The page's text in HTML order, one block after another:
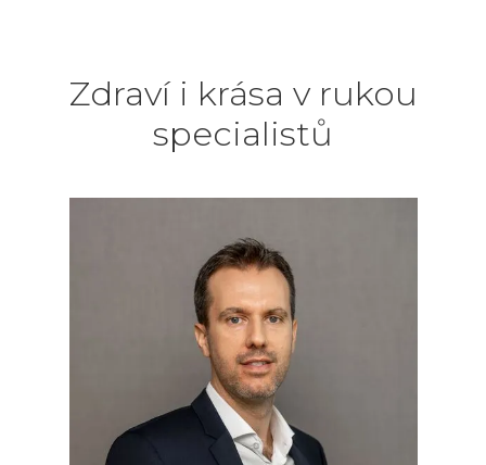
Zdraví i krása v rukou
specialistů